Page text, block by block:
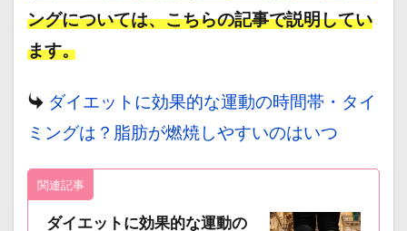
ングについては、こちらの記事で説明してい
ます。
ダイエットに効果的な運動の時間帯・タイ
ミングは？脂肪が燃焼しやすいのはいつ
関連記事
ダイエットに効果的な運動の